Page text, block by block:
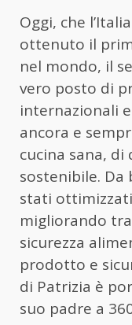
Oggi, che
ottenuto il
nel mondo, il
vero posto di
internazionali
ancora e
cucina sana,
sostenibile. Da
stati
migliorando
sicurezza
prodotto e
di Patrizia è
suo padre a